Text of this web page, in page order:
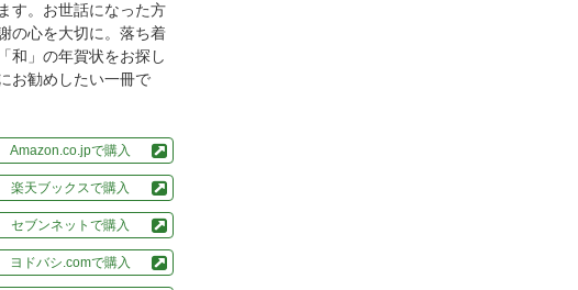
す。お世話になった方
の心を大切に。落ち着
和」の年賀状をお探し
お勧めしたい一冊で
Amazon.co.jpで購入
楽天ブックスで購入
セブンネットで購入
ヨドバシ.comで購入